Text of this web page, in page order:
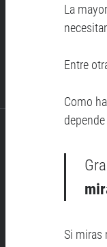
La
Entre
Como
Si miras